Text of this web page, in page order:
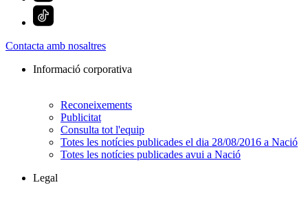
Contacta amb nosaltres
Informació corporativa
Reconeixements
Publicitat
Consulta tot l'equip
Totes les notícies publicades el dia 28/08/2016 a Nació
Totes les notícies publicades avui a Nació
Legal